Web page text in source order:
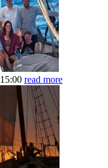
15:00 read more